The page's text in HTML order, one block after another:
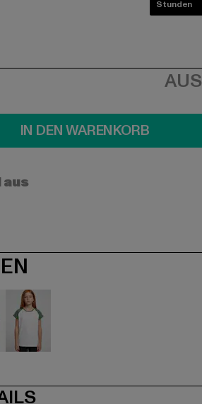
Stunden
IN DEN WARENKORB